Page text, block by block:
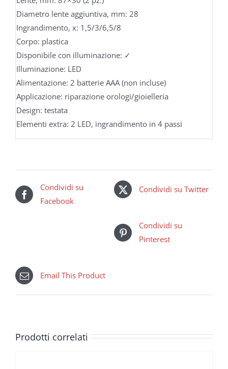
Diametro lente aggiuntiva, mm: 28
Ingrandimento, x: 1,5/3/6,5/8
Corpo: plastica
Disponibile con illuminazione: ✓
Illuminazione: LED
Alimentazione: 2 batterie AAA (non incluse)
Applicazione: riparazione orologi/gioielleria
Design: testata
Elementi extra: 2 LED, ingrandimento in 4 passi
Condividi su
Facebook
Condividi su Twitter
Condividi su
Pinterest
Email This Product
Prodotti correlati